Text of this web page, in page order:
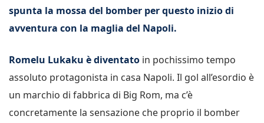
spunta la mossa del bomber per questo inizio di
avventura con la maglia del Napoli.
Romelu Lukaku è diventato in pochissimo tempo
assoluto protagonista in casa Napoli. Il gol all’esordio è
un marchio di fabbrica di Big Rom, ma c’è
concretamente la sensazione che proprio il bomber